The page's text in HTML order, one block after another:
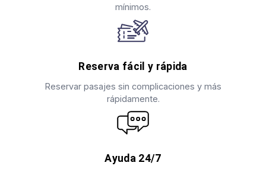
mínimos.
Reserva fácil y rápida
Reservar pasajes sin complicaciones y más
rápidamente.
Ayuda 24/7